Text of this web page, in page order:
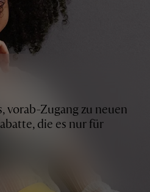
vorab-Zugang zu neuen
die es nur für